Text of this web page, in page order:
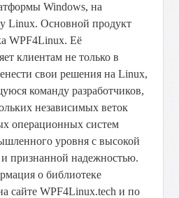
Windows, на
Linux. Основной продукт
WPF4Linux. Её
клиентам не только в
свои решения на Linux,
команду разработчиков,
независимых веток
операционных систем
уровня с высокой
признанной надежностью.
о библиотеке
сайте WPF4Linux.tech и по